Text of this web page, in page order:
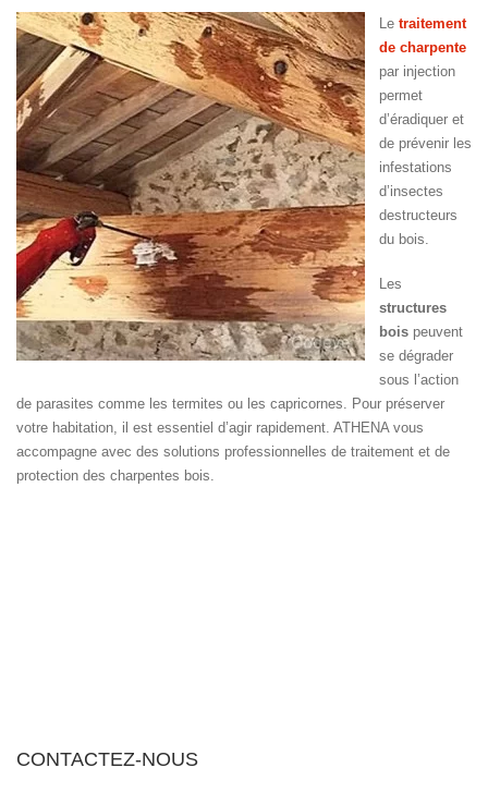
Le traitement
de charpente
par injection
permet
d’éradiquer et
de prévenir les
infestations
d’insectes
destructeurs
du bois.
Les
structures
bois peuvent
se dégrader
sous l’action
de parasites comme les termites ou les capricornes. Pour préserver
votre habitation, il est essentiel d’agir rapidement. ATHENA vous
accompagne avec des solutions professionnelles de traitement et de
protection des charpentes bois.
CONTACTEZ-NOUS